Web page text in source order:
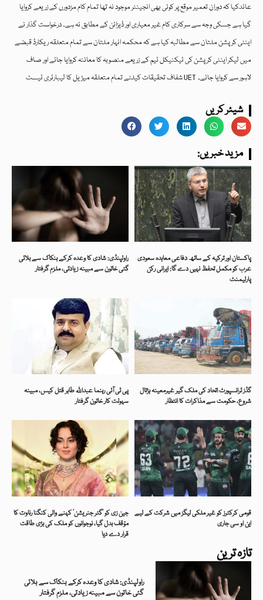
تازہ ترین
راولپنڈی: شادی کا وعدہ کرکے بنکاک سے بلائی
گئی خاتون سے مبینہ زیادتی، ملزم گرفتار
عائدکیا کہ دوران تعمیر موقع پر کوئی بھی انجینئر موجود نہ تھا تمام کام مزدورں کے زریعے کروایا
گیا ہے جسکی وجہ سے سرکاری کام غیر معیاری اور ڈیزائن کے مطابق نہ ہے۔ درخواست گذار نے
اینٹی کرپشن ملتان سے مطالبہ کیا ہے کہ محکمہ انہار ملتان سے تمام متعلقہ ریکارڈ قبضے
میں لیکر اینٹی کرپشن کی ٹیکنیکل ٹیم کے زریعے منصوبہ کا معائنہ کروایا جائے اور صاف
شفاف تحقیقات کیلئے تمام متعلقہ میڑیل کا لیبارٹری ٹیسٹ UET لاہور سے کروایا جائے۔
شیئر کریں
:مزید خبریں
راولپنڈی: شادی کا وعدہ کرکے بنکاک سے بلائی
گئی خاتون سے مبینہ زیادتی، ملزم گرفتار
پاکستان اور ترکیہ کے ساتھ دفاعی معاہدہ سعودی
عرب کو مکمل تحفظ نہیں دے گا: ایرانی رکن
پارلیمنٹ
پی ٹی آئی رہنما عبداللہ طاہر قتل کیس، مبینہ
سہولت کار خاتون گرفتار
گڈز ٹرانسپورٹ اتحاد کی ملک گیر غیرمعینہ ہڑتال
شروع، حکومت سے مذاکرات کا انتظار
جین زی کو ’گٹر جنریشن‘ کہنے والی کنگنا رناوت کا
مؤقف بدل گیا، نوجوانوں کو ملک کی بڑی طاقت
قرار دے دیا
قومی کرکٹرز کو غیر ملکی لیگز میں شرکت کے لیے
این او سی جاری